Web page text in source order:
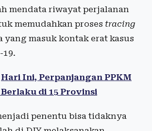
mendata riwayat perjalanan
memudahkan proses tracing
yang masuk kontak erat kasus
Hari Ini, Perpanjangan PPKM
di 15 Provinsi
penentu bisa tidaknya